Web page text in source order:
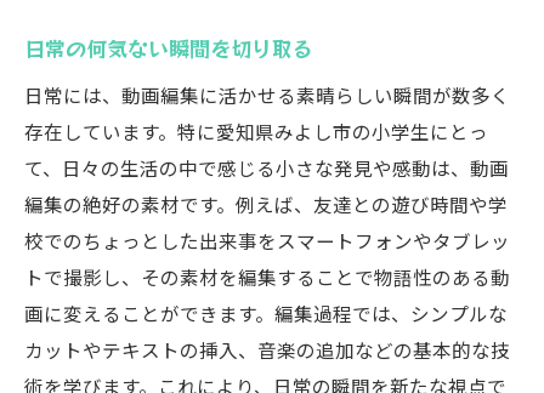
日常の何気ない瞬間を切り取る
日常には、動画編集に活かせる素晴らしい瞬間が数多く
存在しています。特に愛知県みよし市の小学生にとっ
て、日々の生活の中で感じる小さな発見や感動は、動画
編集の絶好の素材です。例えば、友達との遊び時間や学
校でのちょっとした出来事をスマートフォンやタブレッ
トで撮影し、その素材を編集することで物語性のある動
画に変えることができます。編集過程では、シンプルな
カットやテキストの挿入、音楽の追加などの基本的な技
術を学びます。これにより、日常の瞬間を新たな視点で